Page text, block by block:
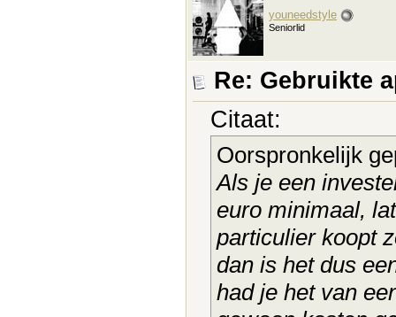
youneedstyle
Seniorlid
Re: Gebruikte
Citaat:
Oorspronkelijk
Als je een
euro minimaal,
particulier koopt
dan is het dus
had je het van